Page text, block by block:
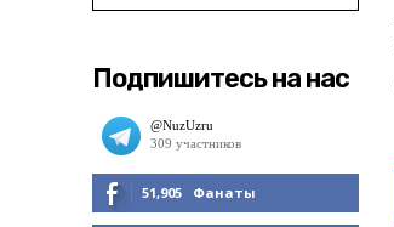
Подпишитесь на нас
51,905 Фанаты